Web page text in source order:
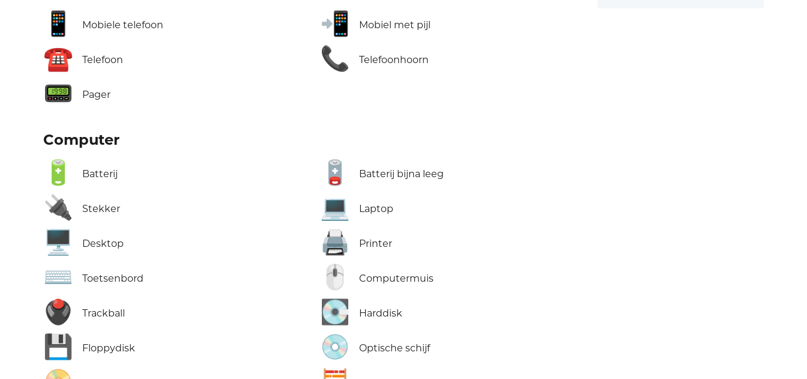
📱 Mobiele telefoon 📲 Mobiel met pijl
☎️ Telefoon 📞 Telefoonhoorn
📟 Pager
Computer
🔋 Batterij 🪫 Batterij bijna leeg
🔌 Stekker 💻 Laptop
🖥️ Desktop 🖨️ Printer
⌨️ Toetsenbord 🖱️ Computermuis
🖲️ Trackball 💽 Harddisk
💾 Floppydisk 💿 Optische schijf